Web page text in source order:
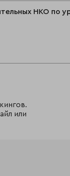
НКО по
или